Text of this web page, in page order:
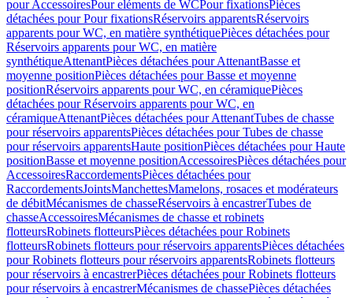
pour AccessoiresPour eléments de WCPour fixationsPièces
détachées pour Pour fixationsRéservoirs apparentsRéservoirs
apparents pour WC, en matière synthétiquePièces détachées pour
Réservoirs apparents pour WC, en matière
synthétiqueAttenantPièces détachées pour AttenantBasse et
moyenne positionPièces détachées pour Basse et moyenne
positionRéservoirs apparents pour WC, en céramiquePièces
détachées pour Réservoirs apparents pour WC, en
céramiqueAttenantPièces détachées pour AttenantTubes de chasse
pour réservoirs apparentsPièces détachées pour Tubes de chasse
pour réservoirs apparentsHaute positionPièces détachées pour Haute
positionBasse et moyenne positionAccessoiresPièces détachées pour
AccessoiresRaccordementsPièces détachées pour
RaccordementsJointsManchettesMamelons, rosaces et modérateurs
de débitMécanismes de chasseRéservoirs à encastrerTubes de
chasseAccessoiresMécanismes de chasse et robinets
flotteursRobinets flotteursPièces détachées pour Robinets
flotteursRobinets flotteurs pour réservoirs apparentsPièces détachées
pour Robinets flotteurs pour réservoirs apparentsRobinets flotteurs
pour réservoirs à encastrerPièces détachées pour Robinets flotteurs
pour réservoirs à encastrerMécanismes de chassePièces détachées